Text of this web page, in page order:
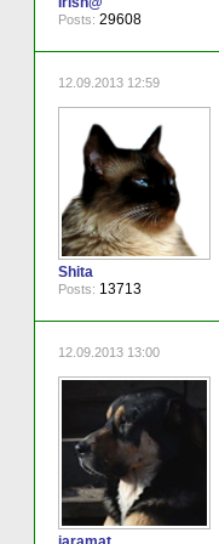
Posts: 29608
12.09.2013 12:59
Shita
Posts: 13713
12.09.2013 13:00